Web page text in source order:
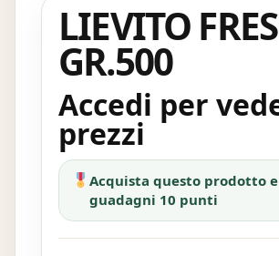
LIEVITO
GR.500
Accedi per
prezzi
Acquista questo prodotto e
guadagni 10 punti